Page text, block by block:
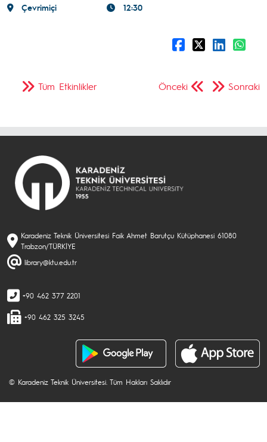
Çevrimiçi 12:30
Önceki Sonraki
Tüm Etkinlikler
Karadeniz Teknik Üniversitesi Faik Ahmet Barutçu Kütüphanesi 61080
Trabzon/TÜRKİYE
library@ktu.edu.tr
+90 462 377 2201
+90 462 325 3245
© Karadeniz Teknik Üniversitesi. Tüm Hakları Saklıdır